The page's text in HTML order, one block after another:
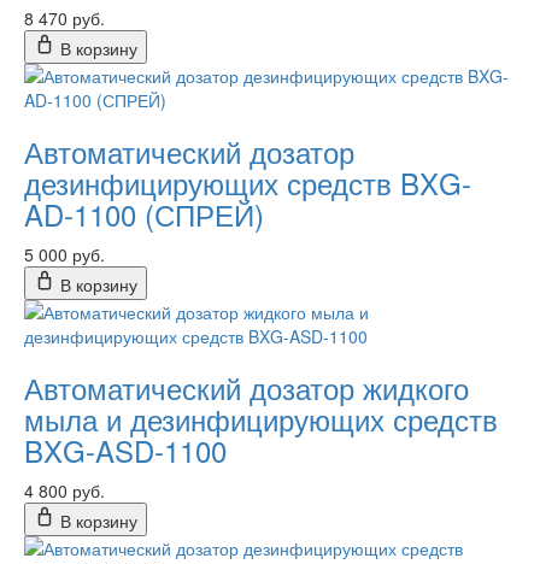
8 470 руб.
В корзину
Автоматический дозатор
дезинфицирующих средств BXG-
AD-1100 (СПРЕЙ)
5 000 руб.
В корзину
Автоматический дозатор жидкого
мыла и дезинфицирующих средств
BXG-ASD-1100
4 800 руб.
В корзину